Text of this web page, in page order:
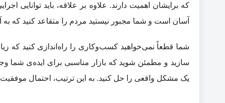
که برایشان اهمیت دارند. علاوه بر علاقه، باید توانایی
آسان است و شما مجبور نیستید مردم را متقاعد کنید که به
شما قطعاً نمی‌خواهید کسب‌وکاری را راه‌اندازی کنید که
سازید و مطمئن شوید که بازار مناسبی برای ایده‌ی شما
یک مشکل واقعی را حل کنید. به این ترتیب، احتمال موفقیت